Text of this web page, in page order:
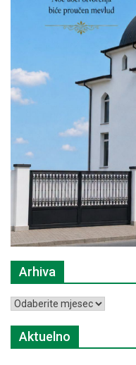
Arhiva
Arhiva
Aktuelno